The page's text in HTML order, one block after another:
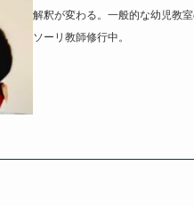
解釈が変わる。一般的な幼児教
ソーリ教師修行中。